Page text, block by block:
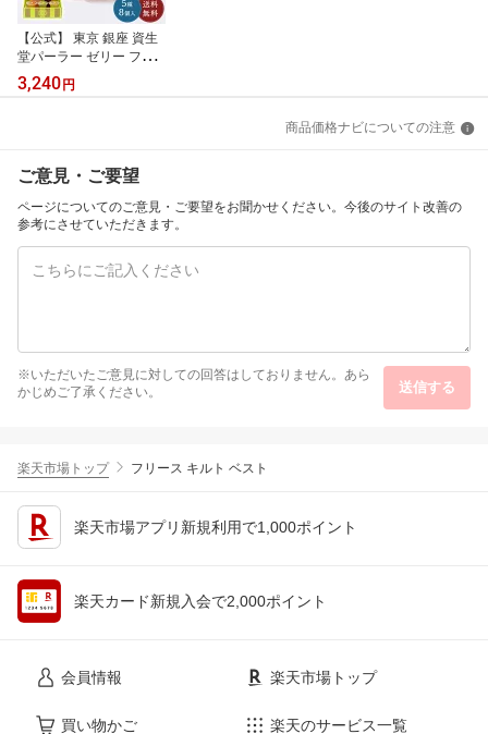
【公式】 東京 銀座 資生
堂パーラー ゼリー フリ
ュイジュレ 8個入 FG30
フルーツゼリー 5種8個
ランス スイーツ お中元
ギフト 2026 御中元 暑中
見舞い 帰省 手土産 東京
土産 2025年8万個販売
3,240 円
商品価格ナビについての注意
ご意見・ご要望
ページについてのご意見・ご要望をお聞かせください。今後のサイト改善の
参考にさせていただきます。
※いただいたご意見に対しての回答はしておりません。あら
かじめご了承ください。
送信する
楽天市場トップ フリース キルト ベスト
楽天市場アプリ新規利用で1,000ポイント
楽天カード新規入会で2,000ポイント
会員情報
買い物かご
楽天市場トップ
楽天のサービス一覧